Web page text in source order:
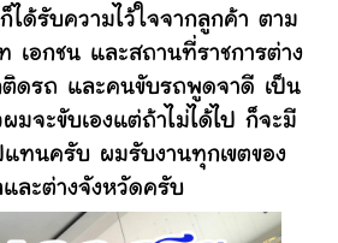
ได้รับความไว้ใจจากลูกค้า ตาม
อกชน และสถานที่ราชการต่าง
ดรถ และคนขับรถพูดจาดี เป็น
มจะขับเองแต่ถ้าไม่ได้ไป ก็จะมี
แทนครับ ผมรับงานทุกเขตของ
ละต่างจังหวัดครับ